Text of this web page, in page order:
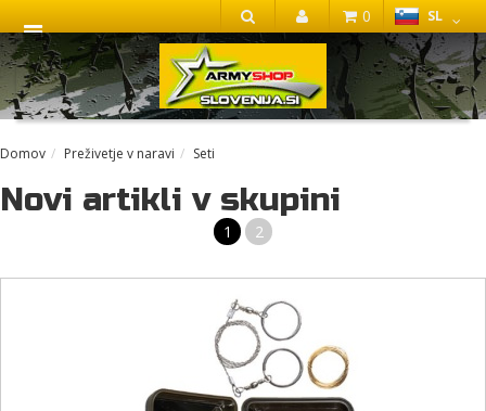
IŠČI
SL
0
Domov Preživetje v naravi Seti
Novi artikli v skupini
1 2